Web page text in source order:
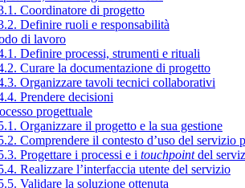
Coordinatore di progetto
Definire ruoli e responsabilità
di lavoro
Definire processi, strumenti e rituali
Curare la documentazione di progetto
Organizzare tavoli tecnici collaborativi
Prendere decisioni
progettuale
Organizzare il progetto e la sua gestione
Comprendere il contesto d’uso del servizio
Progettare i processi e i touchpointdel
Realizzare l’interfaccia utente del servizio
Validare la soluzione ottenuta